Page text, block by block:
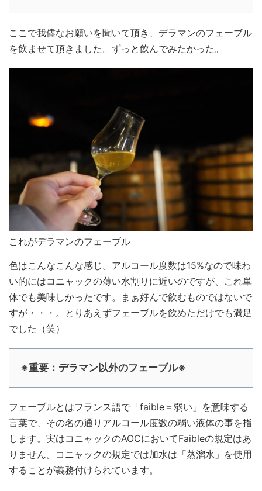
ここで我儘なお願いを聞いて頂き、デラマンのフェーブル
を飲ませて頂きました。ずっと飲んでみたかった。
これがデラマンのフェーブル
色はこんなこんな感じ。アルコール度数は15%なので味わ
い的にはコニャックの薄い水割りに近いのですが、これ単
体でも美味しかったです。まぁ好んで飲むものではないで
すが・・・。とりあえずフェーブルを飲めただけでも満足
でした（笑）
※重要：デラマン以外のフェーブル※
フェーブルとはフランス語で「faible＝弱い」を意味する
言葉で、その名の通りアルコール度数の弱い液体の事を指
します。実はコニャックのAOCにおいてFaibleの規定はあ
りません。コニャックの規定では加水は「蒸溜水」を使用
することが義務付けられています。